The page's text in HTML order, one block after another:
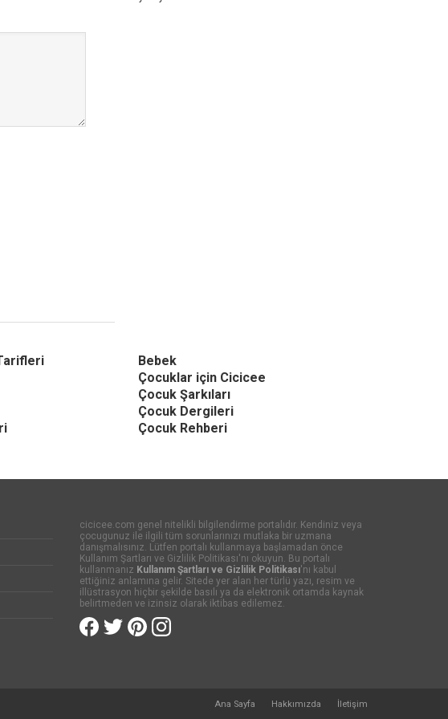
Bebek
Çocuklar için Cicicee
Çocuk Şarkıları
Çocuk Dergileri
Çocuk Rehberi
cicicee.com genel nitelikli bilgilendirme portalıdır. Kendiniz veya
çocugunuz ile ilgili tüm sorunlarınızı mutlaka bir uzmana
danışmalısınız. Lütfen portalı kullanmaya başlamadan önce
Kullanım Şartları ve Gizlilik Politikası'nı okuyun. Bu portalı
kullanmanız Kullanım Şartları ve Gizlilik Politikası'nı kabul
ettiğiniz anlamına gelir. Sitede yer alan her türlü yazı, resim ve
illüstrasyon hiçbir şekilde basılı ya da elektronik ortamda kaynak
belirtmeden ve izinsiz olarak iktibas edilemez.
Ana Sayfa Hakkımızda İletişim